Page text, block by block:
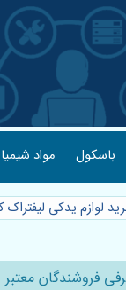
باسکول مواد
لوازم یدکی
فروشندگان